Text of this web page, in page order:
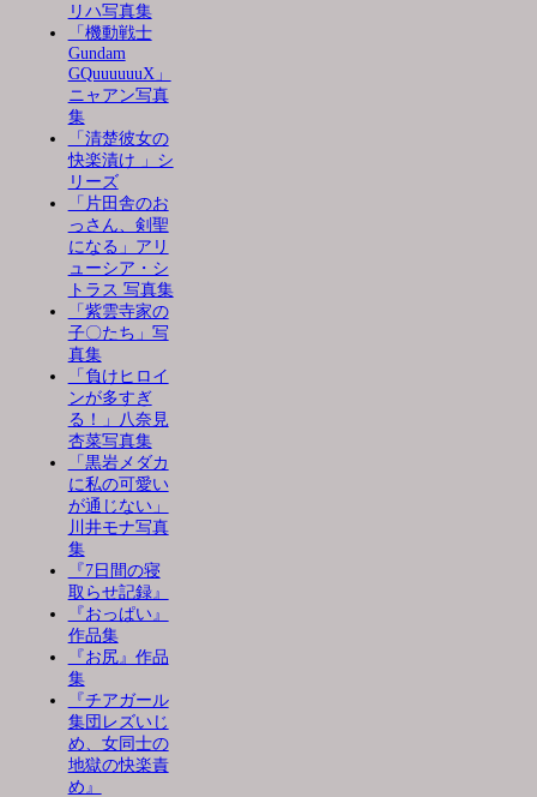
リハ写真集
「機動戦士
Gundam
GQuuuuuuX」
ニャアン写真
集
「清楚彼女の
快楽漬け 」シ
リーズ
「片田舎のお
っさん、剣聖
になる」アリ
ューシア・シ
トラス 写真集
「紫雲寺家の
子〇たち」写
真集
「負けヒロイ
ンが多すぎ
る！」八奈見
杏菜写真集
「黒岩メダカ
に私の可愛い
が通じない」
川井モナ写真
集
『7日間の寝
取らせ記録』
『おっぱい』
作品集
『お尻』作品
集
『チアガール
集団レズいじ
め、女同士の
地獄の快楽責
め』